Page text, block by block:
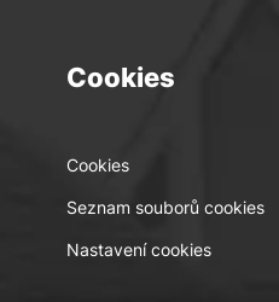
Cookies
Cookies
Seznam souborů cookies
Nastavení cookies